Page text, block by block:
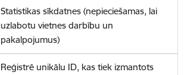
Statistikas sīkdatnes (nepieciešamas, lai
uzlabotu vietnes darbību un
pakalpojumus)
Reģistrē unikālu ID, kas tiek izmantots